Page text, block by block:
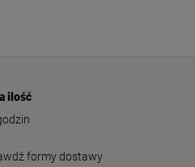
ilość
kosztów płatności
formy dostawy